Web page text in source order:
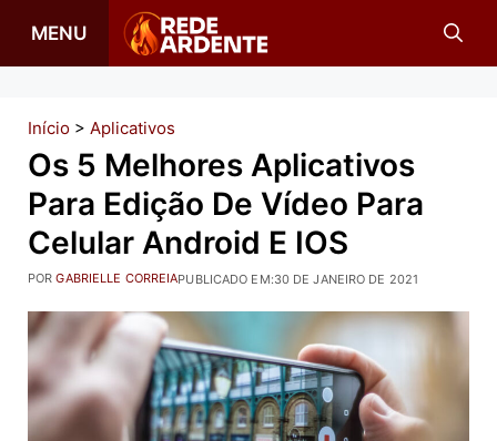
para
conteúdo
MENU
Início > Aplicativos
Os 5 Melhores Aplicativos
Para Edição De Vídeo Para
Celular Android E IOS
PUBLICADO EM:30 DE JANEIRO DE 2021
PORGABRIELLE CORREIA